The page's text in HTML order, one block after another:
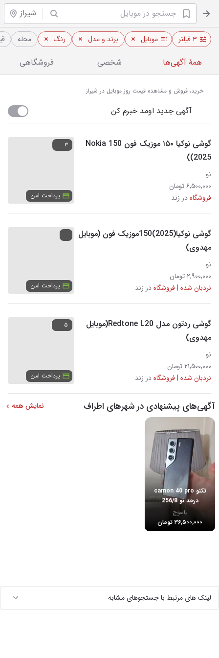
شیراز
۳ فیلتر موبایل برند و مدل رنگ محله
همهٔ آگهی‌ها شخصی فروشگاهی
خرید، فروش و مشاهده قیمت روز موبایل در شیراز
آگهی جدید اومد خبرم کن
گوشی نوکیا ۱۵۰ موزیک فون Nokia 150
(2025)
نو
۶,۵۰۰,۰۰۰ تومان
فروشگاهدر زند
۳
پرداخت امن
گوشی نوکیا(2025)150موزیک فون (موبایل
مهدوی)
نو
۲,۹۰۰,۰۰۰ تومان
نردبان شده | فروشگاهدر زند پرداخت امن
گوشی ردتون مدل Redtone L20(موبایل
مهدوی)
نو
۲۱,۵۰۰,۰۰۰ تومان
نردبان شده | فروشگاهدر زند
۵
پرداخت امن
آگهی‌های پیشنهادی در شهرهای اطراف نمایش همه
تکنو camon 40 pro
درحد نو 256/8
یاسوج
۳۶,۵۰۰,۰۰۰ تومان
لینک های مرتبط با جستجوهای مشابه